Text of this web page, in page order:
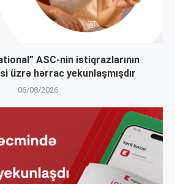
ASC-nin istiqrazlarının
üzrə hərrac yekunlaşmışdır
06/08/2026